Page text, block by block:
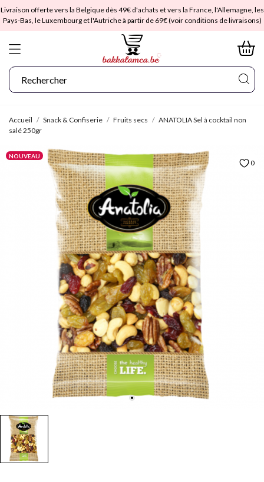
Livraison offerte vers la Belgique dès 49€ d'achats et vers la France, l'Allemagne, les
Pays-Bas, le Luxembourg et l'Autriche à partir de 69€ (voir conditions de livraisons)
Accueil Snack & Confiserie Fruits secs
ANATOLIA Sel à cocktail non
salé 250gr
NOUVEAU
0